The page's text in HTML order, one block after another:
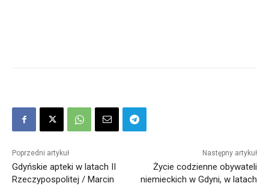
Poprzedni artykuł
Gdyńskie apteki w latach II
Rzeczypospolitej / Marcin
Następny artykuł
Życie codzienne obywateli
niemieckich w Gdyni, w latach